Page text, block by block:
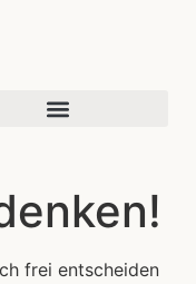
frei entscheiden